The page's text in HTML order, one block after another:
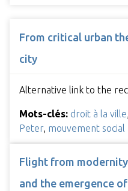
From critical urban
city
Alternative link to the
Mots-clés: droit à la ville
Peter, mouvement social
Flight from
and the emergence